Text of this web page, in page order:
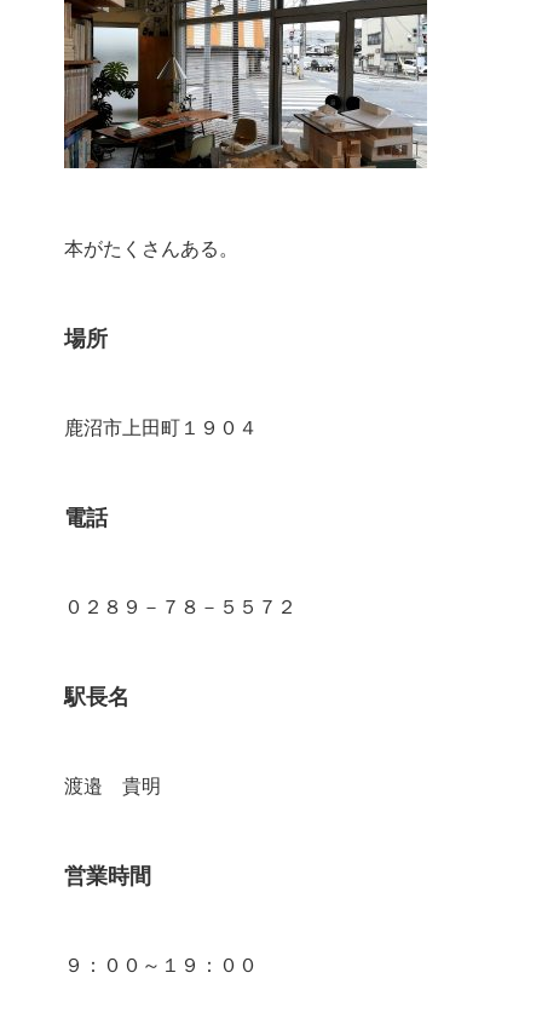
本がたくさんある。
場所
鹿沼市上田町１９０４
電話
０２８９－７８－５５７２
駅長名
渡邉 貴明
営業時間
９：００～１９：００